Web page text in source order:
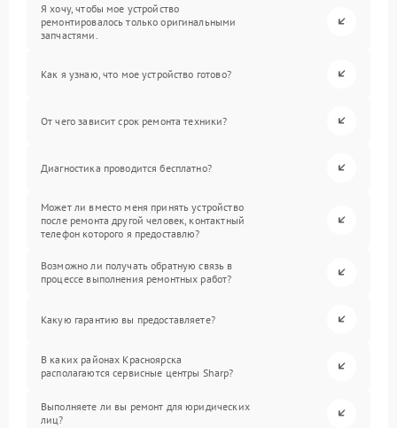
Я хочу, чтобы мое устройство
ремонтировалось только оригинальными
запчастями.
Как я узнаю, что мое устройство готово?
От чего зависит срок ремонта техники?
Диагностика проводится бесплатно?
Может ли вместо меня принять устройство
после ремонта другой человек, контактный
телефон которого я предоставлю?
Возможно ли получать обратную связь в
процессе выполнения ремонтных работ?
Какую гарантию вы предоставляете?
В каких районах Красноярска
располагаются сервисные центры Sharp?
Выполняете ли вы ремонт для юридических
лиц?